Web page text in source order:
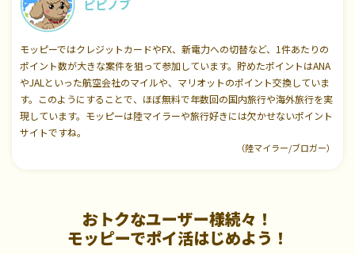
ピピノブ
モッピーではクレジットカードやFX、新電力への切替など、1件あたりの
ポイント数が大きな案件を狙って参加しています。貯めたポイントはANA
やJALといった航空会社のマイルや、マリオットのポイント交換していま
す。このようにすることで、ほぼ無料で年数回の国内旅行や海外旅行を実
現しています。モッピーは陸マイラーや旅行好きには欠かせないポイント
サイトですね。
（陸マイラー/ブロガー）
おトクなユーザー様続々！
モッピーでポイ活はじめよう！